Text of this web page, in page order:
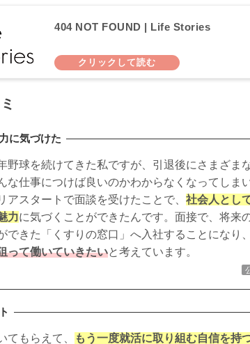
404 NOT FOUND | Life Stories
に気づけた
野球を続けてきた私ですが、引退後にさまざま
な仕事につけば良いのかわからなくなってしま
アスタートで面談を受けたことで、 社会人とし
力に気づくことができたんです。面接で、将来
できた「くすりの窓口」へ入社することになり、
って働いていきたいと考えています。
てもらえて、 もう一度就活に取り組む自信を持